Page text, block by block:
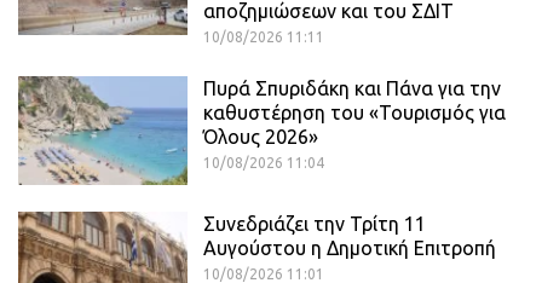
αποζημιώσεων και του ΣΔΙΤ
10/08/2026 11:11
Πυρά Σπυριδάκη και Πάνα για την
καθυστέρηση του «Τουρισμός για
Όλους 2026»
10/08/2026 11:04
Συνεδριάζει την Τρίτη 11
Αυγούστου η Δημοτική Επιτροπή
10/08/2026 11:01